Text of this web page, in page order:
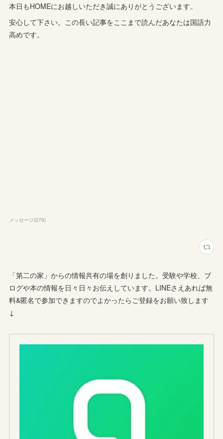
本日もHOMEにお越しいただき誠にありがとうございます。
安心して下さい。この長い記事をここまで読んだあなたは国語力
高めです。
メッセージ(279)
「第二の家」からの情報共有の場を創りました。受験や学校、ブ
ログや本の情報を日々日々お伝えしています。LINEさえあれば無
料&匿名で参加できますのでよかったらご登録をお願い致します
↓